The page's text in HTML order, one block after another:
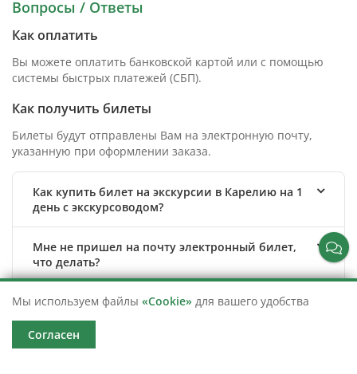
Вопросы / Ответы
Как оплатить
Вы можете оплатить банковской картой или с помощью
системы быстрых платежей (СБП).
Как получить билеты
Билеты будут отправлены Вам на электронную почту,
указанную при оформлении заказа.
Как купить билет на экскурсии в Карелию на 1
день с экскурсоводом?
Мне не пришел на почту электронный билет,
что делать?
Безопасно ли оплачивать банковской картой
через Ваш сайт?
Мы используем файлы «Cookie» для вашего удобства
Согласен